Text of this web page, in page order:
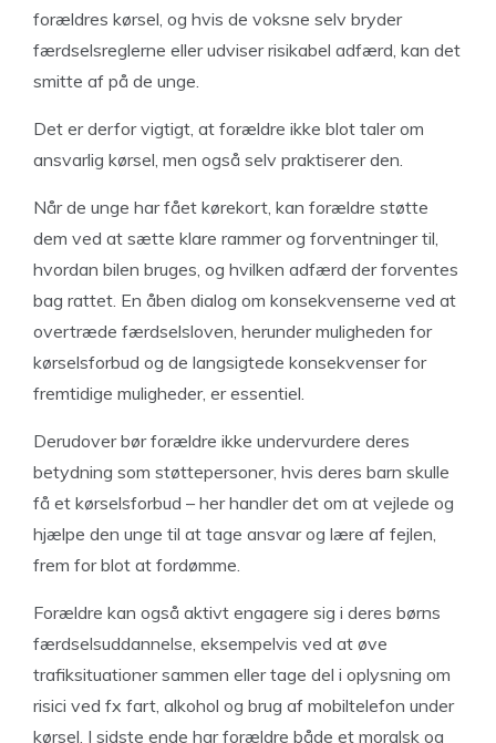
forældres kørsel, og hvis de voksne selv bryder
færdselsreglerne eller udviser risikabel adfærd, kan det
smitte af på de unge.
Det er derfor vigtigt, at forældre ikke blot taler om
ansvarlig kørsel, men også selv praktiserer den.
Når de unge har fået kørekort, kan forældre støtte
dem ved at sætte klare rammer og forventninger til,
hvordan bilen bruges, og hvilken adfærd der forventes
bag rattet. En åben dialog om konsekvenserne ved at
overtræde færdselsloven, herunder muligheden for
kørselsforbud og de langsigtede konsekvenser for
fremtidige muligheder, er essentiel.
Derudover bør forældre ikke undervurdere deres
betydning som støttepersoner, hvis deres barn skulle
få et kørselsforbud – her handler det om at vejlede og
hjælpe den unge til at tage ansvar og lære af fejlen,
frem for blot at fordømme.
Forældre kan også aktivt engagere sig i deres børns
færdselsuddannelse, eksempelvis ved at øve
trafiksituationer sammen eller tage del i oplysning om
risici ved fx fart, alkohol og brug af mobiltelefon under
kørsel. I sidste ende har forældre både et moralsk og